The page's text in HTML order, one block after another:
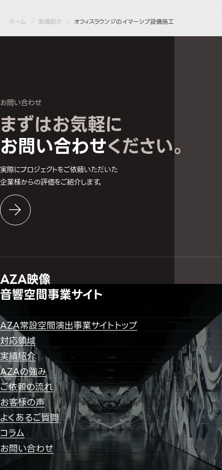
ホーム 実績紹介 オフィスラウンジのイマーシブ設備施工
お問い合わせ
まずはお気軽に
お問い合わせください。
実際にプロジェクトをご依頼いただいた
企業様からの評価をご紹介します。
お問い合わせへ
AZA映像
音響空間事業サイト
AZA常設空間演出事業サイトトップ
対応領域
実績紹介
AZAの強み
ご依頼の流れ
お客様の声
よくあるご質問
コラム
お問い合わせ